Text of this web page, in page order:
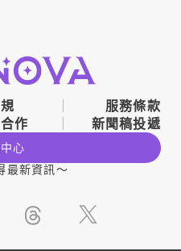
服務條款
作 新聞稿投遞
心
最新資訊～